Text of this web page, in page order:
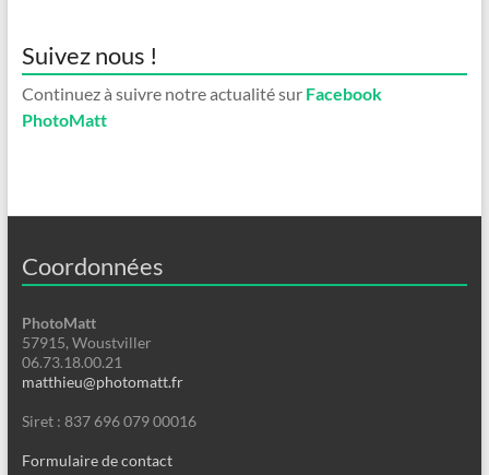
Suivez nous !
Continuez à suivre notre actualité sur Facebook
PhotoMatt
Coordonnées
PhotoMatt
57915, Woustviller
06.73.18.00.21
matthieu@photomatt.fr
Siret : 837 696 079 00016
Formulaire de contact